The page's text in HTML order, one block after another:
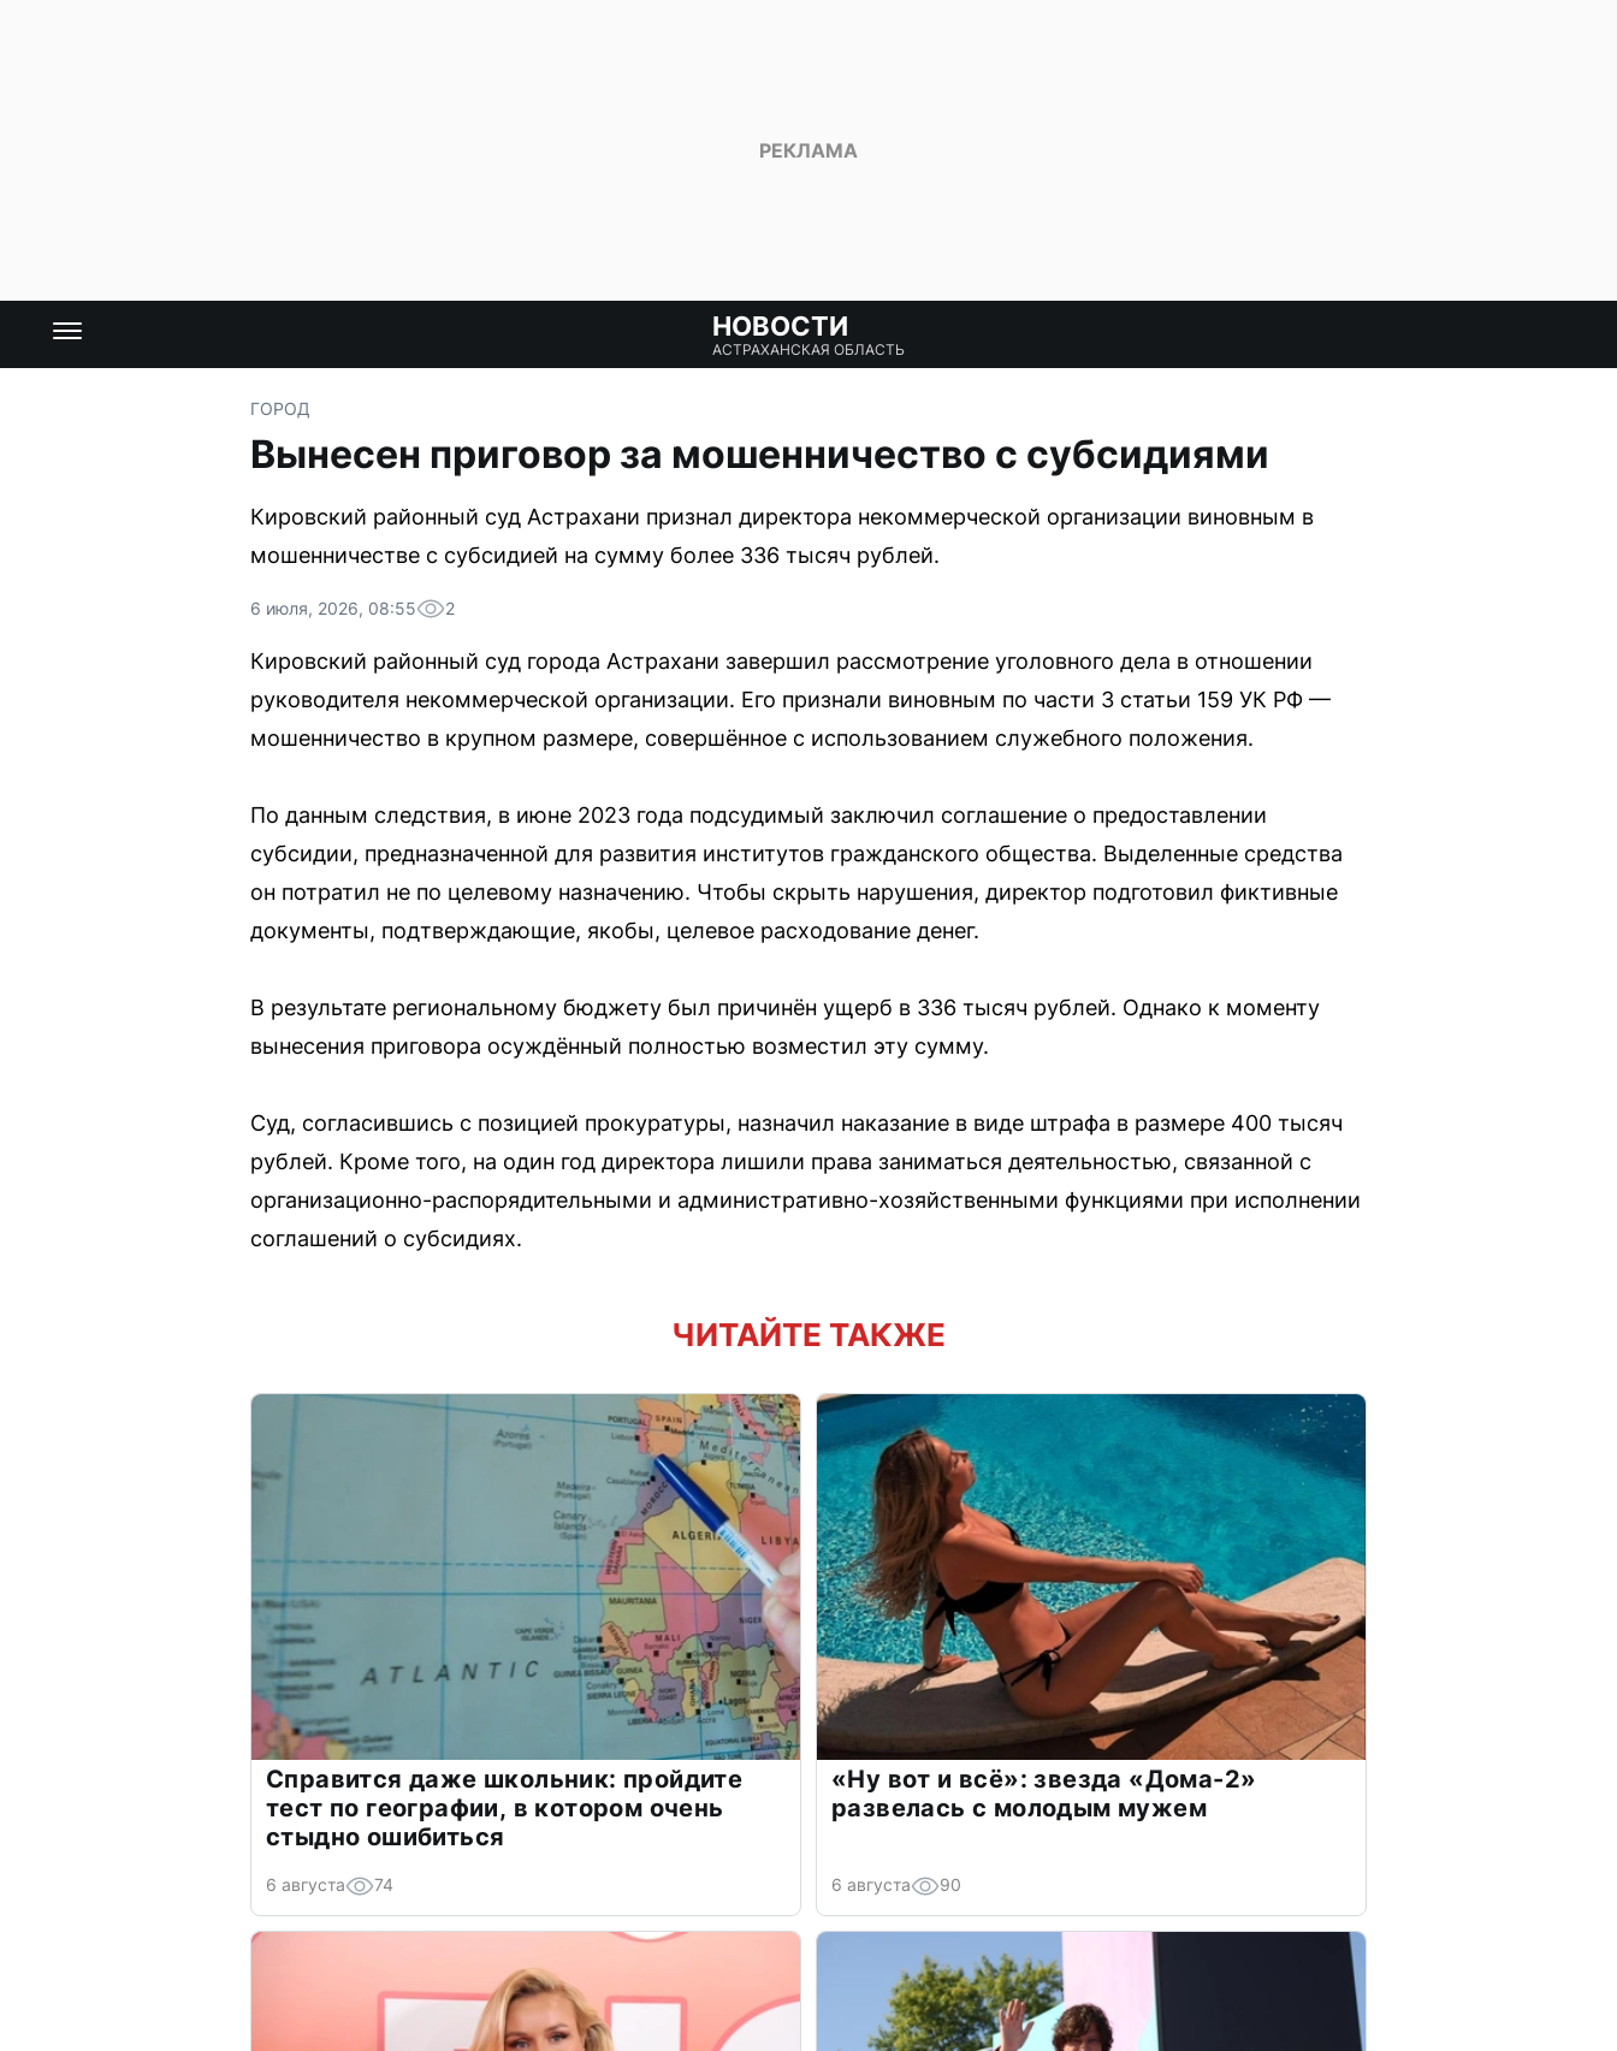
НОВОСТИ
АСТРАХАНСКАЯ ОБЛАСТЬ
ГОРОД
Вынесен приговор за мошенничество с субсидиями
Кировский районный суд Астрахани признал директора некоммерческой организации виновным в
мошенничестве с субсидией на сумму более 336 тысяч рублей.
6 июля, 2026, 08:55 2
Кировский районный суд города Астрахани завершил рассмотрение уголовного дела в отношении
руководителя некоммерческой организации. Его признали виновным по части 3 статьи 159 УК РФ —
мошенничество в крупном размере, совершённое с использованием служебного положения.
По данным следствия, в июне 2023 года подсудимый заключил соглашение о предоставлении
субсидии, предназначенной для развития институтов гражданского общества. Выделенные средства
он потратил не по целевому назначению. Чтобы скрыть нарушения, директор подготовил фиктивные
документы, подтверждающие, якобы, целевое расходование денег.
В результате региональному бюджету был причинён ущерб в 336 тысяч рублей. Однако к моменту
вынесения приговора осуждённый полностью возместил эту сумму.
Суд, согласившись с позицией прокуратуры, назначил наказание в виде штрафа в размере 400 тысяч
рублей. Кроме того, на один год директора лишили права заниматься деятельностью, связанной с
организационно-распорядительными и административно-хозяйственными функциями при исполнении
соглашений о субсидиях.
ЧИТАЙТЕ ТАКЖЕ
Справится даже школьник: пройдите
тест по географии, в котором очень
стыдно ошибиться
6 августа 74
«Ну вот и всё»: звезда «Дома-2»
развелась с молодым мужем
6 августа 90